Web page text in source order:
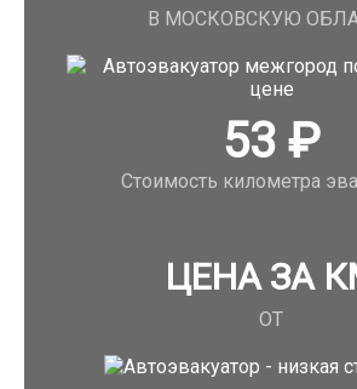
В МОСКОВСКУЮ
53₽
Стоимость километра
ЦЕНА ЗА
ОТ